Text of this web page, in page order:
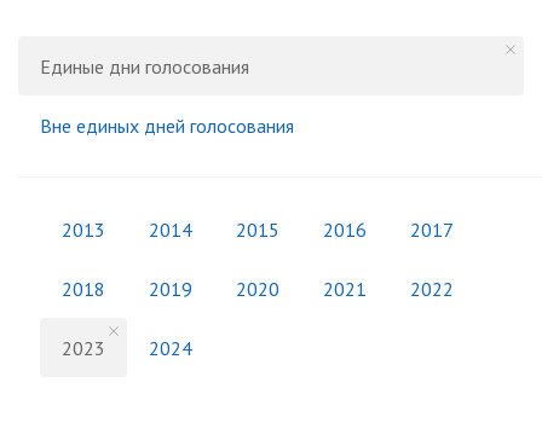
Единые дни голосования
Вне единых дней голосования
2013 2014 2015 2016 2017
2018 2019 2020 2021 2022
2023 2024